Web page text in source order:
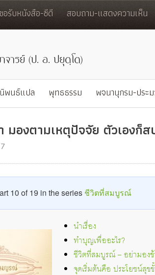
ขอรับหนังสือ-ซีดี สอบถาม-แสดงความเห็น
พนธ์แปล พุทธธรรม พจนานุกรม-ประ
องตามเหตุปัจจัย ตัวเองก็
10 of 19 in the series ชีวิตที่สมบูรณ์
นำเรื่อง
ทำบุญเพื่ออะไร?
ชีวิตที่สมบูรณ์ – อย่ามอง
จุดเริ่มต้นคือ ประโยชน์สุ